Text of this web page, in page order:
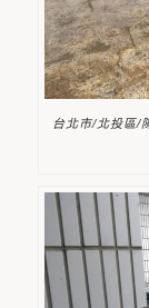
台北市/北投區/